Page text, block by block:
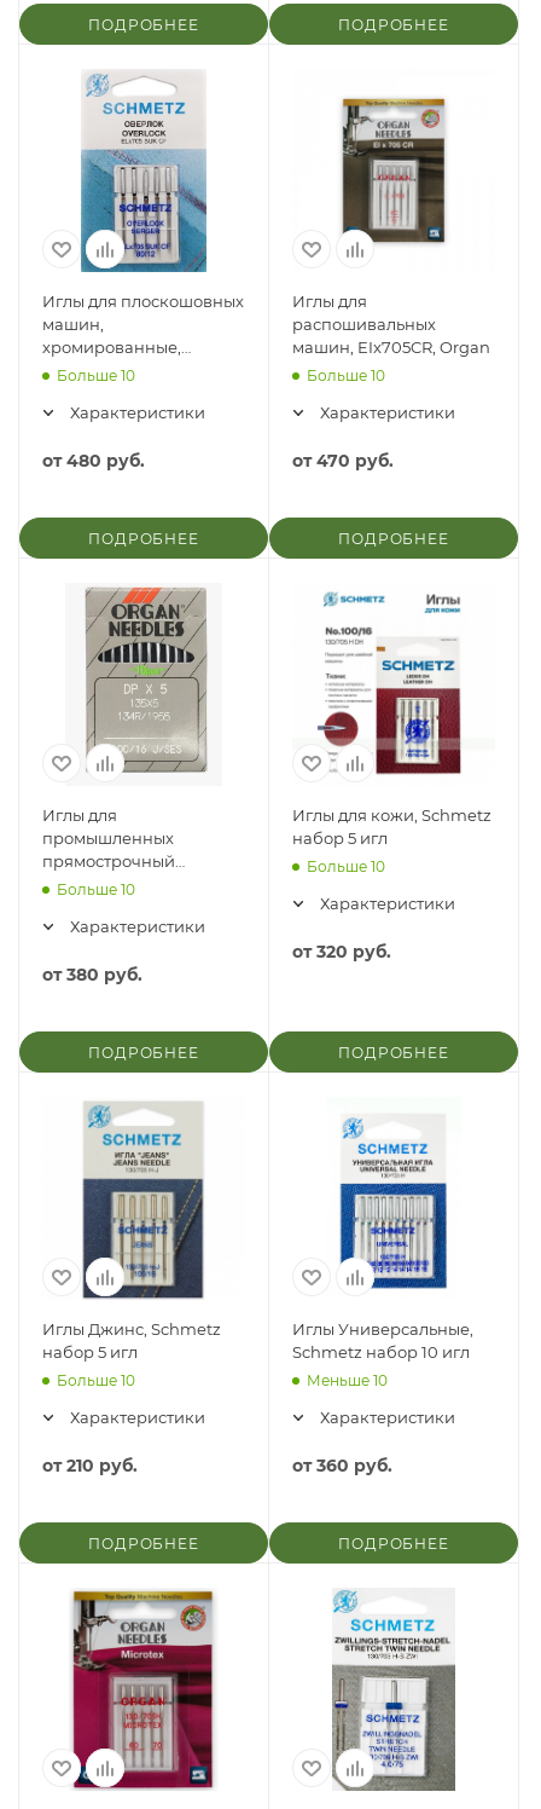
ПОДРОБНЕЕ ПОДРОБНЕЕ
Иглы для плоскошовных
машин,
хромированные,
Schmetz набор 5 игл
Больше 10
Характеристики
от480 руб.
ПОДРОБНЕЕ
Иглы для
распошивальных
машин, EIx705CR, Organ
Больше 10
Характеристики
от470 руб.
ПОДРОБНЕЕ
Иглы для
промышленных
прямострочный
швейных машин, Для
набор 10 игл
Больше 10
Характеристики
от380 руб.
ПОДРОБНЕЕ
Иглы для кожи, Schmetz
набор 5 игл
Больше 10
Характеристики
от320 руб.
ПОДРОБНЕЕ
Иглы Джинс, Schmetz
набор 5 игл
Больше 10
Характеристики
от210 руб.
ПОДРОБНЕЕ
Иглы Универсальные,
Schmetz набор 10 игл
Меньше 10
Характеристики
от360 руб.
ПОДРОБНЕЕ